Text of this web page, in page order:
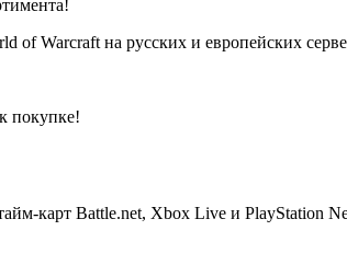
of Warcraft на русских и европейских
покупке!
карт Battle.net, Xbox Live и PlayStation